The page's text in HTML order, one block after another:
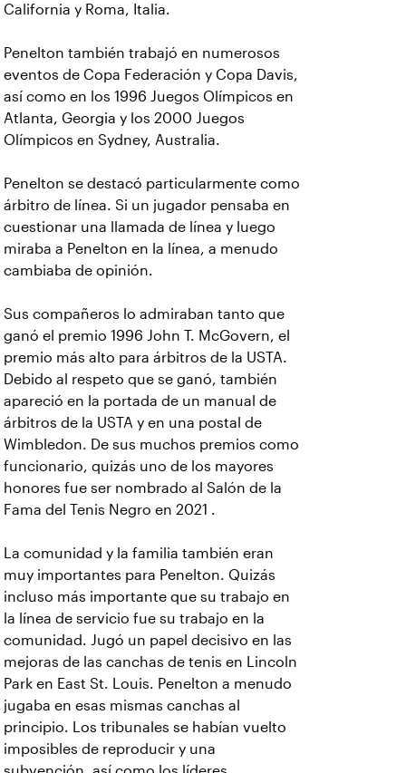
California y Roma, Italia.
Penelton también trabajó en numerosos
eventos de Copa Federación y Copa Davis,
así como en los 1996 Juegos Olímpicos en
Atlanta, Georgia y los 2000 Juegos
Olímpicos en Sydney, Australia.
Penelton se destacó particularmente como
árbitro de línea. Si un jugador pensaba en
cuestionar una llamada de línea y luego
miraba a Penelton en la línea, a menudo
cambiaba de opinión.
Sus compañeros lo admiraban tanto que
ganó el premio 1996 John T. McGovern, el
premio más alto para árbitros de la USTA.
Debido al respeto que se ganó, también
apareció en la portada de un manual de
árbitros de la USTA y en una postal de
Wimbledon. De sus muchos premios como
funcionario, quizás uno de los mayores
honores fue ser nombrado al Salón de la
Fama del Tenis Negro en 2021 .
La comunidad y la familia también eran
muy importantes para Penelton. Quizás
incluso más importante que su trabajo en
la línea de servicio fue su trabajo en la
comunidad. Jugó un papel decisivo en las
mejoras de las canchas de tenis en Lincoln
Park en East St. Louis. Penelton a menudo
jugaba en esas mismas canchas al
principio. Los tribunales se habían vuelto
imposibles de reproducir y una